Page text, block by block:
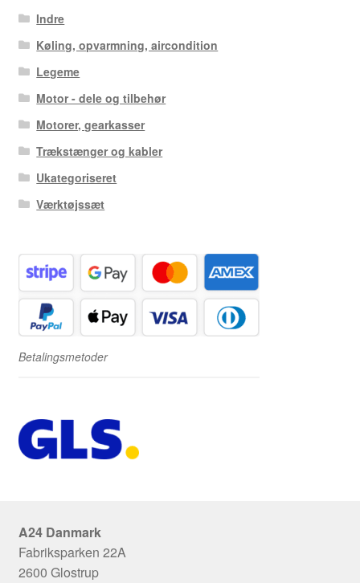
Indre
Køling, opvarmning, aircondition
Legeme
Motor - dele og tilbehør
Motorer, gearkasser
Trækstænger og kabler
Ukategoriseret
Værktøjssæt
Betalingsmetoder
A24 Danmark
Fabriksparken 22A
2600 Glostrup